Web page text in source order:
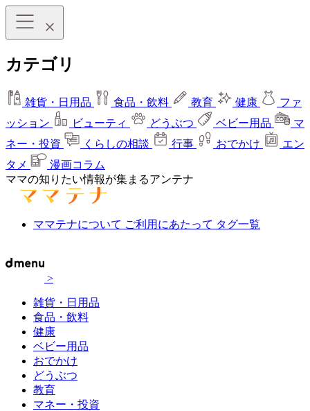
カテゴリ
雑貨・日用品 食品・飲料 教育 健康
ファ
ッション
ビューティ どうぶつ ベビー用品
マ
ネー・投資
くらしの相談 行事 おでかけ
エン
タメ
漫画コラム
ママの知りたい情報が集まるアンテナ
ママテナについて ご利用にあたって タグ一覧
>
雑貨・日用品
食品・飲料
健康
ベビー用品
おでかけ
どうぶつ
教育
マネー・投資